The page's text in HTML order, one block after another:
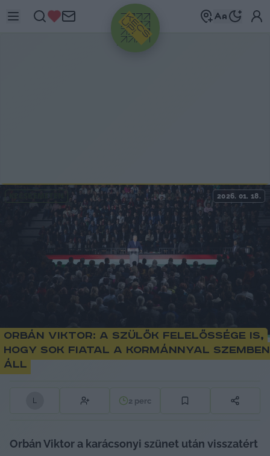
HIRDETÉS
2026. 01. 18.
Orbán Viktor: a szülők felelőssége is,
hogy sok fiatal a kormánnyal szemben
áll
L 2 perc
Orbán Viktor a karácsonyi szünet után visszatért